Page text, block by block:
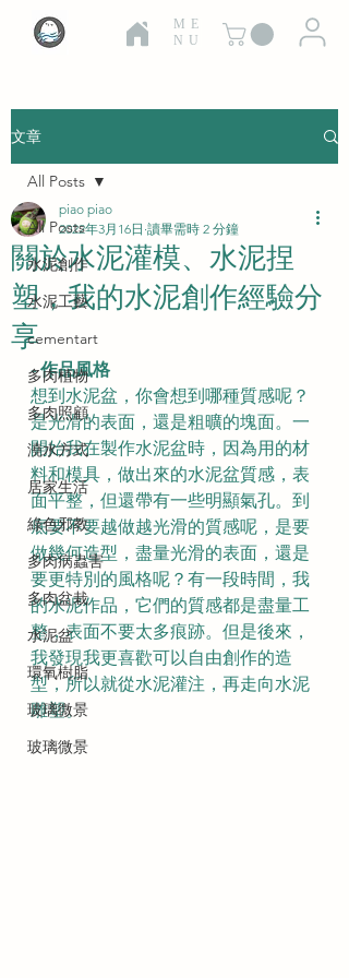
ME
NU
文章
All Posts
水泥創作
水泥工藝
cementart
多肉植物
多肉照顧
澆水方式
居家生活
綠色邪教
多肉病蟲害
多肉盆栽
水泥盆
環氧樹脂
玻璃微景
玻璃微景
All Posts
關於水泥灌模、水泥捏
塑，我的水泥創作經驗分
享
piao piao
2022年3月16日 讀畢需時 2 分鐘
- 作品風格
想到水泥盆，你會想到哪種質感呢？
是光滑的表面，還是粗曠的塊面。一
開始我在製作水泥盆時，因為用的材
料和模具，做出來的水泥盆質感，表
面平整，但還帶有一些明顯氣孔。到
底要不要越做越光滑的質感呢，是要
做幾何造型，盡量光滑的表面，還是
要更特別的風格呢？有一段時間，我
的水泥作品，它們的質感都是盡量工
整，表面不要太多痕跡。但是後來，
我發現我更喜歡可以自由創作的造
型，所以就從水泥灌注，再走向水泥
雕塑。